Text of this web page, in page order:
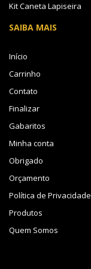
Kit Caneta Lapiseira
SAIBA MAIS
Início
Carrinho
Contato
Finalizar
Gabaritos
Minha conta
Obrigado
Orçamento
Política de Privacidade
Produtos
Quem Somos